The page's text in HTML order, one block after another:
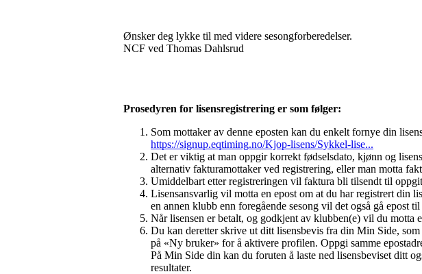
Ønsker deg lykke til med videre sesongforberedelser.
NCF ved Thomas Dahlsrud
Prosedyren for lisensregistrering er som følger:
Som mottaker av denne eposten kan du enkelt fornye din
https://signup.eqtiming.no/Kjop-lisens/Sykkel-lise...
Det er viktig at man oppgir korrekt fødselsdato, kjønn og
alternativ fakturamottaker ved registrering, eller man motta
Umiddelbart etter registreringen vil faktura bli tilsendt til
Lisensansvarlig vil motta en epost om at du har registrert din
en annen klubb enn foregående sesong vil det også gå epost
Når lisensen er betalt, og godkjent av klubben(e) vil du motta
Du kan deretter skrive ut ditt lisensbevis fra din Min Side, som
på «Ny bruker» for å aktivere profilen. Oppgi samme
På Min Side din kan du foruten å laste ned lisensbeviset ditt
resultater.